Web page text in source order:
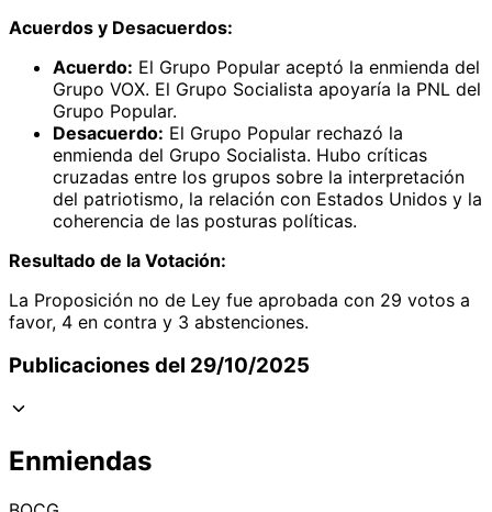
Acuerdos y Desacuerdos:
Acuerdo: El Grupo Popular aceptó la enmienda del
Grupo VOX. El Grupo Socialista apoyaría la PNL del
Grupo Popular.
Desacuerdo: El Grupo Popular rechazó la
enmienda del Grupo Socialista. Hubo críticas
cruzadas entre los grupos sobre la interpretación
del patriotismo, la relación con Estados Unidos y la
coherencia de las posturas políticas.
Resultado de la Votación:
La Proposición no de Ley fue aprobada con 29 votos a
favor, 4 en contra y 3 abstenciones.
Publicaciones del 29/10/2025
Enmiendas